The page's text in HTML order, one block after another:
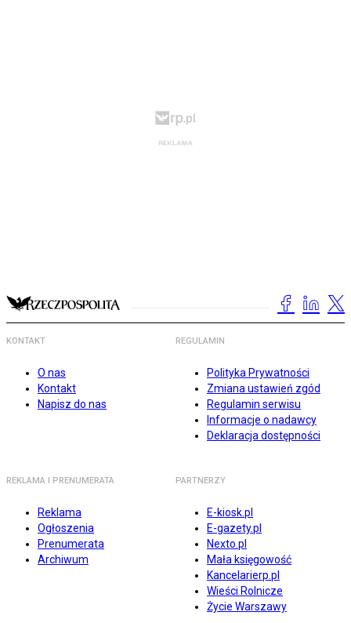
KONTAKT
O nas
Kontakt
Napisz do nas
REGULAMIN
Polityka Prywatności
Zmiana ustawień zgód
Regulamin serwisu
Informacje o nadawcy
Deklaracja dostępności
REKLAMA I PRENUMERATA
Reklama
Ogłoszenia
Prenumerata
Archiwum
PARTNERZY
E-kiosk.pl
E-gazety.pl
Nexto.pl
Mała księgowość
Kancelarierp.pl
Wieści Rolnicze
Życie Warszawy